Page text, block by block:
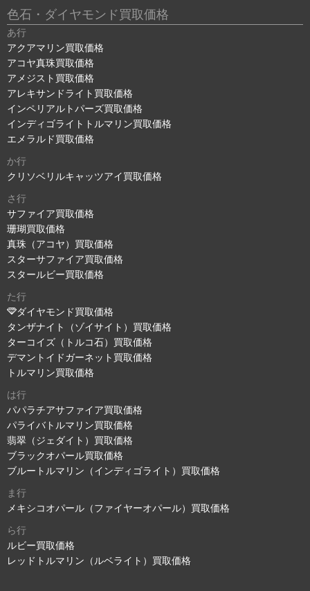
色石・ダイヤモンド買取価格
あ行
アクアマリン買取価格
アコヤ真珠買取価格
アメジスト買取価格
アレキサンドライト買取価格
インペリアルトパーズ買取価格
インディゴライトトルマリン買取価格
エメラルド買取価格
か行
クリソベリルキャッツアイ買取価格
さ行
サファイア買取価格
珊瑚買取価格
真珠（アコヤ）買取価格
スターサファイア買取価格
スタールビー買取価格
た行
ダイヤモンド買取価格
タンザナイト（ゾイサイト）買取価格
ターコイズ（トルコ石）買取価格
デマントイドガーネット買取価格
トルマリン買取価格
は行
パパラチアサファイア買取価格
パライバトルマリン買取価格
翡翠（ジェダイト）買取価格
ブラックオパール買取価格
ブルートルマリン（インディゴライト）買取価格
ま行
メキシコオパール（ファイヤーオパール）買取価格
ら行
ルビー買取価格
レッドトルマリン（ルベライト）買取価格